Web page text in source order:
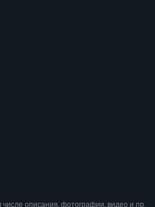
описания, фотографии, видео и пр.